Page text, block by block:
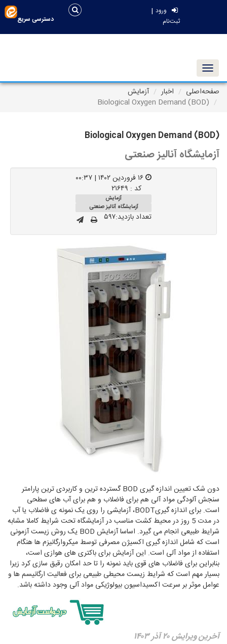
ورود |
ثبت‌نام دسترسی سریع
Toggle navigation
صفحه‌اصلی
اخبار
آزمایش
Biological Oxygen Demand (BOD)
Biological Oxygen Demand (BOD)
آزمایشگاه آنالیز صنعتی
کد : ۲۱۶۴۹
آزمایش
آزمایشگاه آنالیز صنعتی
تعداد بازدید:۵۹۷
دون شک تعیین اندازه گیری BOD گسترده ترین و کاربردی ترین پارامتر
سنجش آلودگی مواد آلی هم برای فاضلاب و هم برای آب های سطحی
است. برای اندازه گیریBODT، آزمایشی را روی یک نمونه ی فاضلاب یا آب
در مدت 5 روز در محیط کشت مناسب در آزمایشگاه تحت شرایط کاملا مشابه
شرایط طبیعی انجام می گیرد. اساسا آزمایش BOD یک روش زیست آزمونی
است که شامل اندازه گیری اکسیژن مصرفی توسط میکروارگانیزم ها هنگام
استفاده از مواد آلی است. این آزمایش برای باکتری های هوازی است،
بنابراین برای فاضلاب های قوی باید نمونه را تا حد امکان رقیق سازی کرد زیرا
بسیار مهم است که شرایط زیست محیطی طبیعی برای فعالیت ارگانیسم ها و
عوامل موثر بر سرعت اکسیداسیون بیولوژیکی مواد آلی وجود داشته باشد.
آخرین ویرایش ۲۰ آذر ۱۴۰۳